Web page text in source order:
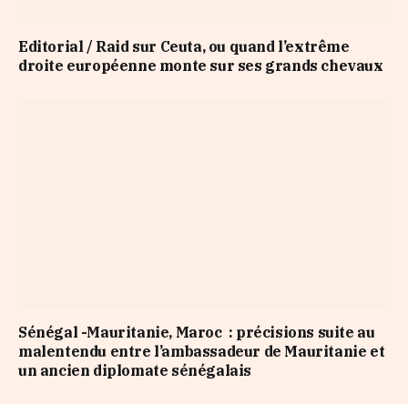
Editorial / Raid sur Ceuta, ou quand l’extrême
droite européenne monte sur ses grands chevaux
Sénégal -Mauritanie, Maroc : précisions suite au
malentendu entre l’ambassadeur de Mauritanie et
un ancien diplomate sénégalais